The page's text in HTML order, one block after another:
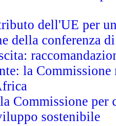
dell'UE per
della conferenza
la
Commissione
sostenibile